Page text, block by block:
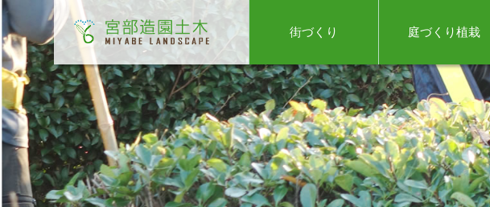
街づくり 庭づくり植栽